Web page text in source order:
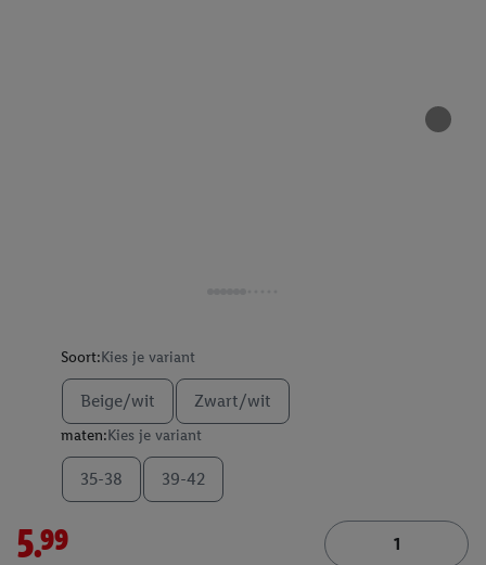
Soort:Kies je variant
Beige/wit Zwart/wit
maten:Kies je variant
35-38 39-42
5.99